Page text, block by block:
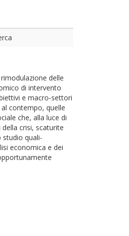
delle
di intervento
e macro-settori
contempo, quelle
che, alla luce di
crisi, scaturite
quali-
economica e dei